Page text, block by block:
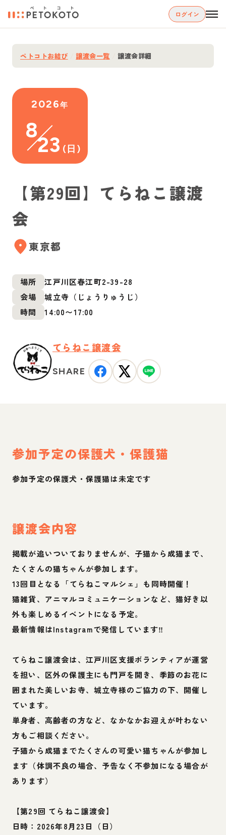
ログイン
ペトコトお結び 譲渡会一覧 譲渡会詳細
2026年
8
23 ( 日 )
【第29回】てらねこ譲渡
会
東京都
場所
江戸川区春江町2-39-28
会場
城立寺（じょうりゅうじ）
時間
14:00〜17:00
てらねこ譲渡会
SHARE
参加予定の保護犬・保護猫
参加予定の保護犬・保護猫は未定です
譲渡会内容
掲載が追いついておりませんが、子猫から成猫まで、
たくさんの猫ちゃんが参加します。
13回目となる「てらねこマルシェ」も同時開催！
猫雑貨、アニマルコミュニケーションなど、猫好き以
外も楽しめるイベントになる予定。
最新情報はInstagramで発信しています‼️
てらねこ譲渡会は、江戸川区支援ボランティアが運営
を担い、区外の保護主にも門戸を開き、季節のお花に
囲まれた美しいお寺、城立寺様のご協力の下、開催し
ています。
単身者、高齢者の方など、なかなかお迎えが叶わない
方もご相談ください。
子猫から成猫までたくさんの可愛い猫ちゃんが参加し
ます（体調不良の場合、予告なく不参加になる場合が
あります）
【第29回 てらねこ譲渡会】
日時：2026年8月23日（日）